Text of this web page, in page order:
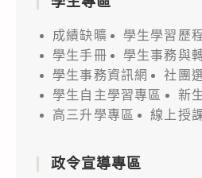
成績缺曠
學生學習歷
學生手冊
學生事務與
學生事務資訊網
社團
學生自主學習專區
新
高三升學專區
線上授
政令宣導專區